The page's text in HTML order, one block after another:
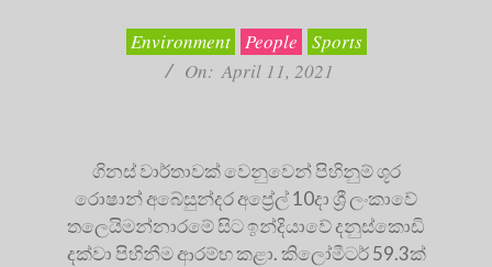
Environment People
Sports
On: April 11, 2021
ගිනස් වාර්තාවක් වෙනුවෙන් පිහිනුම් ශූර
රොෂාන් අබේසුන්දර අප්‍රේල් 10දා ශ්‍රී ලංකාවේ
තලෙයිමන්නාරමේ සිට ඉන්දියාවේ දනුස්කොඩි
දක්වා පිහිනීම ආරම්භ කළා. කිලෝමීටර් 59.3ක්